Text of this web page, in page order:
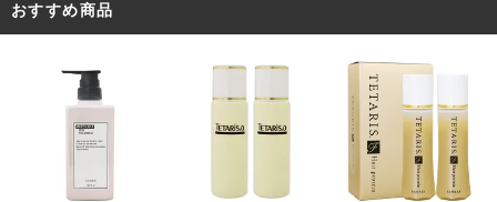
おすすめ商品